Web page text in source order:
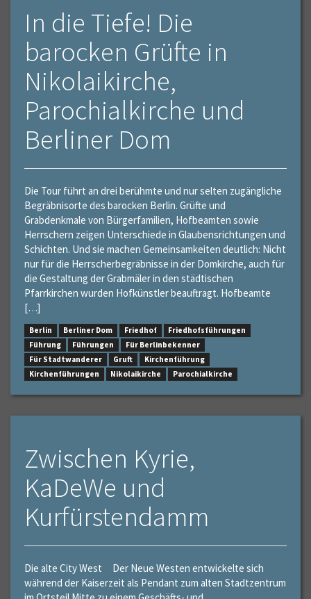
In die Tiefe! Die
barocken Grüfte in
Nikolaikirche,
Parochialkirche und
Berliner Dom
Die Tour führt an drei berühmte und nur selten zugängliche
Begräbnisorte des barocken Berlin. Grüfte und
Grabdenkmale von Bürgerfamilien, Hofbeamten sowie
Herrschern zeigen Unterschiede in Glaubensrichtungen und
Schichten. Und sie machen Gemeinsamkeiten deutlich: Nicht
nur für die Herrscherbegräbnisse in der Domkirche, auch für
die Gestaltung der Grabmäler in den städtischen
Pfarrkirchen wurden Hofkünstler beauftragt. Hofbeamte
[…]
Berlin Berliner Dom Friedhof
Friedhofsführungen
Führung
Führungen
Für Berlinbekenner
Für Stadtwanderer
Gruft
Kirchenführung
Kirchenführungen
Nikolaikirche Parochialkirche
Zwischen Kyrie,
KaDeWe und
Kurfürstendamm
Die alte City West Der Neue Westen entwickelte sich
während der Kaiserzeit als Pendant zum alten Stadtzentrum